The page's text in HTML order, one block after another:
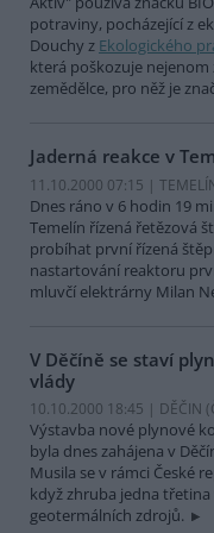
potraviny, pocházející z
Douchy z Ekologického
která poškozuje nejenom
zemědělce, pro něž je
Jaderná reakce v
11.10.2000 07:15 |
Dnes ráno v 6 hodin 19
Temelín řízená řetězová
probíhat první řízená
nastartování reaktoru
mluvčí elektrárny Milan
V Děčíně se staví
vlády
10.10.2000 18:45 | DĚČIN (
Výstavba nové plynové
byla dnes zahájena v
Musila se v rámci České
když zhruba jedna
geotermálních zdrojů.